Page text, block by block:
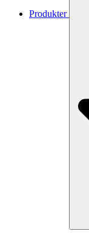
Produkter